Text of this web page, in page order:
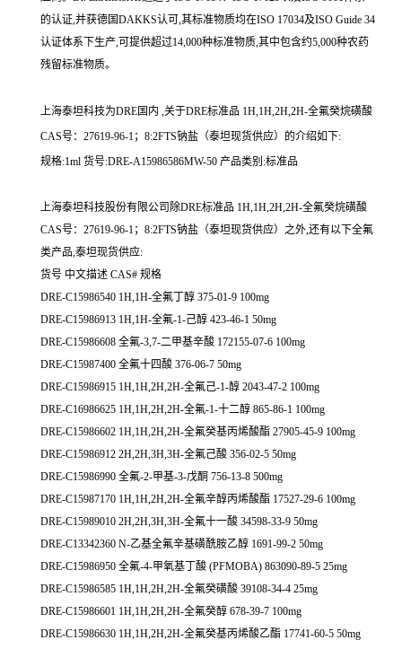
的认证,并获德国DAKKS认可,其标准物质均在ISO 17034及ISO Guide 34
认证体系下生产,可提供超过14,000种标准物质,其中包含约5,000种农药
残留标准物质。
上海泰坦科技为DRE国内 ,关于DRE标准品 1H,1H,2H,2H-全氟癸烷磺酸
CAS号：27619-96-1；8:2FTS钠盐（泰坦现货供应）的介绍如下:
规格:1ml 货号:DRE-A15986586MW-50 产品类别:标准品
上海泰坦科技股份有限公司除DRE标准品 1H,1H,2H,2H-全氟癸烷磺酸
CAS号：27619-96-1；8:2FTS钠盐（泰坦现货供应）之外,还有以下全氟
类产品,泰坦现货供应:
货号 中文描述 CAS# 规格
DRE-C15986540 1H,1H-全氟丁醇 375-01-9 100mg
DRE-C15986913 1H,1H-全氟-1-己醇 423-46-1 50mg
DRE-C15986608 全氟-3,7-二甲基辛酸 172155-07-6 100mg
DRE-C15987400 全氟十四酸 376-06-7 50mg
DRE-C15986915 1H,1H,2H,2H-全氟己-1-醇 2043-47-2 100mg
DRE-C16986625 1H,1H,2H,2H-全氟-1-十二醇 865-86-1 100mg
DRE-C15986602 1H,1H,2H,2H-全氟癸基丙烯酸酯 27905-45-9 100mg
DRE-C15986912 2H,2H,3H,3H-全氟己酸 356-02-5 50mg
DRE-C15986990 全氟-2-甲基-3-戊酮 756-13-8 500mg
DRE-C15987170 1H,1H,2H,2H-全氟辛醇丙烯酸酯 17527-29-6 100mg
DRE-C15989010 2H,2H,3H,3H-全氟十一酸 34598-33-9 50mg
DRE-C13342360 N-乙基全氟辛基磺酰胺乙醇 1691-99-2 50mg
DRE-C15986950 全氟-4-甲氧基丁酸 (PFMOBA) 863090-89-5 25mg
DRE-C15986585 1H,1H,2H,2H-全氟癸磺酸 39108-34-4 25mg
DRE-C15986601 1H,1H,2H,2H-全氟癸醇 678-39-7 100mg
DRE-C15986630 1H,1H,2H,2H-全氟癸基丙烯酸乙酯 17741-60-5 50mg